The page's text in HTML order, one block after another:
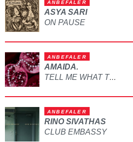
ANBEFALER
ASYA SARI
ON PAUSE
ANBEFALER
AMAIDA.
TELL ME WHAT TO DO
ANBEFALER
RINO SIVATHAS
CLUB EMBASSY